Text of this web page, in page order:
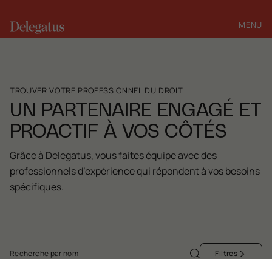
MENU
FERMER
TROUVER VOTRE PROFESSIONNEL DU DROIT
UN PARTENAIRE ENGAGÉ ET
PROACTIF À VOS CÔTÉS
Grâce à Delegatus, vous faites équipe avec des
professionnels d’expérience qui répondent à vos besoins
spécifiques.
Filtres